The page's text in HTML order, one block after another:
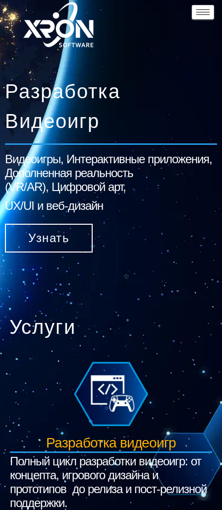
Разработка
Видеоигр
Видеоигры, Интерактивные приложения,
Дополненная реальность
(VR/AR), Цифровой арт,
UX/UI и веб-дизайн
Узнать
Услуги
Разработка видеоигр
Полный цикл разработки видеоигр: от
концепта, игрового дизайна и
прототипов до релиза и пост-релизной
поддержки.